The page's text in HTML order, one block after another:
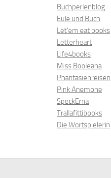
Buchperlenblog
Eule und Buch
Let’em eat books
Letterheart
Life4books
Miss Booleana
Phantasienreisen
Pink Anemone
SpeckErna
Trallafittibooks
Die Wortspielerin